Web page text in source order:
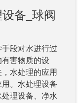
备_球阀
段对水进行过
害物质的设
水处理的应用
。水处理设备
理设备、净水